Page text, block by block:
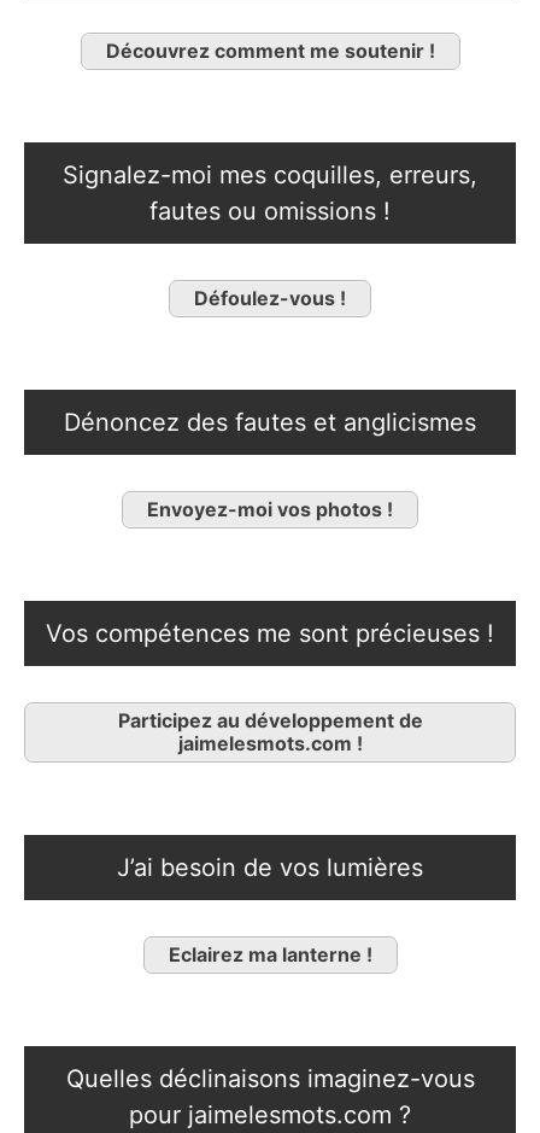
Découvrez comment me soutenir !
Signalez-moi mes coquilles, erreurs,
fautes ou omissions !
Défoulez-vous !
Dénoncez des fautes et anglicismes
Envoyez-moi vos photos !
Vos compétences me sont précieuses !
Participez au développement de
jaimelesmots.com !
J’ai besoin de vos lumières
Eclairez ma lanterne !
Quelles déclinaisons imaginez-vous
pour jaimelesmots.com ?